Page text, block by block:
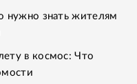
нужно знать жителям
в космос: Что